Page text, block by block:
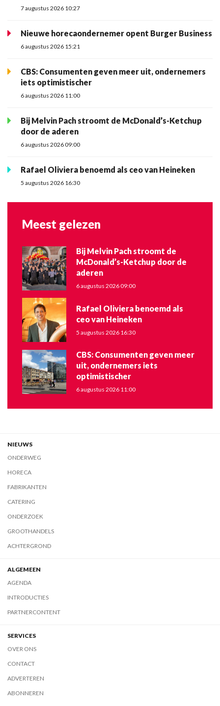
7 augustus 2026 10:27
Nieuwe horecaondernemer opent Burger Business
6 augustus 2026 15:21
CBS: Consumenten geven meer uit, ondernemers
iets optimistischer
6 augustus 2026 11:00
Bij Melvin Pach stroomt de McDonald’s-Ketchup
door de aderen
6 augustus 2026 09:00
Rafael Oliviera benoemd als ceo van Heineken
5 augustus 2026 16:30
Meest gelezen
Bij Melvin Pach stroomt de
McDonald’s-Ketchup door de
aderen
6 augustus 2026 09:00
Rafael Oliviera benoemd als
ceo van Heineken
5 augustus 2026 16:30
CBS: Consumenten geven meer
uit, ondernemers iets
optimistischer
6 augustus 2026 11:00
NIEUWS
ONDERWEG
HORECA
FABRIKANTEN
CATERING
ONDERZOEK
GROOTHANDELS
ACHTERGROND
ALGEMEEN
AGENDA
INTRODUCTIES
PARTNERCONTENT
SERVICES
OVER ONS
CONTACT
ADVERTEREN
ABONNEREN